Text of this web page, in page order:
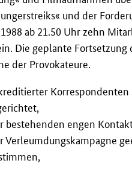
und der
ab 21.50 Uhr zehn
Die geplante
der Provokateure.
Korrespondenten
bestehenden engen
Verleumdungskampagne